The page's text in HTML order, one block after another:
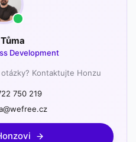
Development
Kontaktujte Honzu
750 219